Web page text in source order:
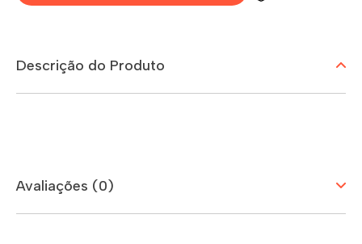
Descrição do Produto
Avaliações (0)